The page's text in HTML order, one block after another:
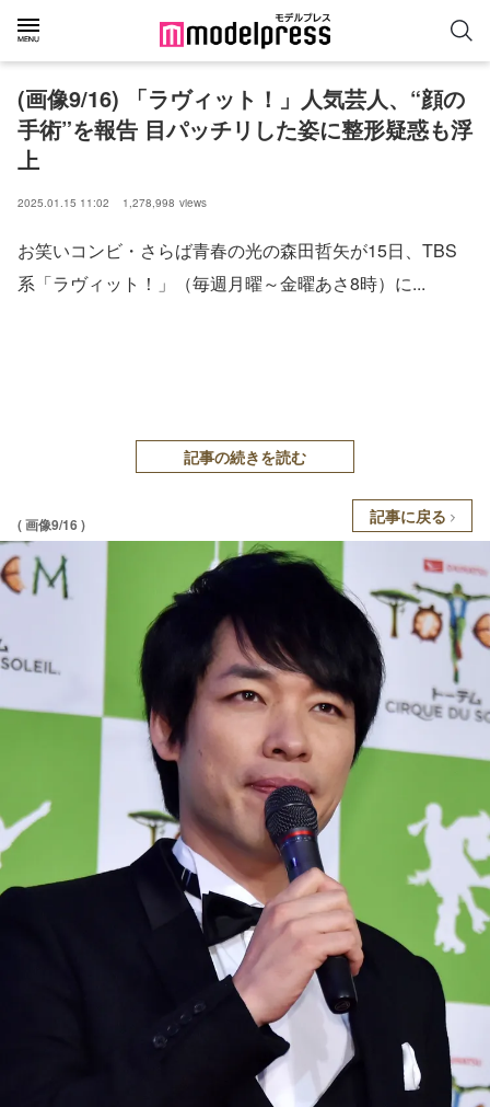
(画像9/16) 「ラヴィット！」人気芸人、“顔の
手術”を報告 目パッチリした姿に整形疑惑も浮
上
2025.01.15 11:02 1,278,998 views
お笑いコンビ・さらば青春の光の森田哲矢が15日、TBS
系「ラヴィット！」（毎週月曜～金曜あさ8時）に...
記事の続きを読む
( 画像9/16 ) 記事に戻る